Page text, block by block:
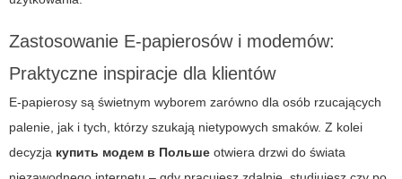
Zastosowanie E-papierosów i modemów:
Praktyczne inspiracje dla klientów
E-papierosy są świetnym wyborem zarówno dla osób rzucających
palenie, jak i tych, którzy szukają nietypowych smaków. Z kolei
decyzja купить модем в Польше otwiera drzwi do świata